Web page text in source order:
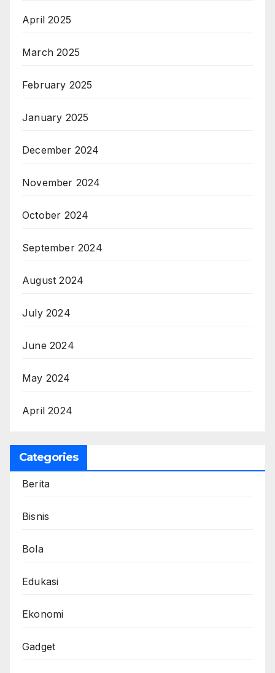
April 2025
March 2025
February 2025
January 2025
December 2024
November 2024
October 2024
September 2024
August 2024
July 2024
June 2024
May 2024
April 2024
Categories
Berita
Bisnis
Bola
Edukasi
Ekonomi
Gadget